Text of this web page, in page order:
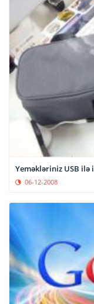
Yeməkləriniz USB ilə
06-12-2008